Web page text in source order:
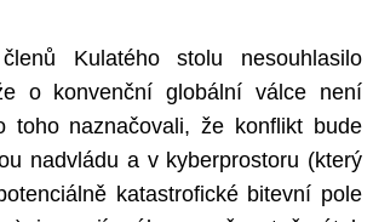
Kulatého stolu nesouhlasilo
o konvenční globální válce není
toho naznačovali, že konflikt bude
nadvládu a v kyberprostoru (který
katastrofické bitevní pole